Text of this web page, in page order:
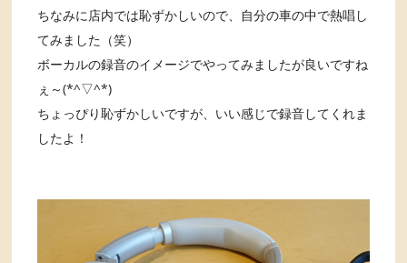
ちなみに店内では恥ずかしいので、自分の車の中で熱唱し
てみました（笑）
ボーカルの録音のイメージでやってみましたが良いですね
ぇ～(*^▽^*)
ちょっぴり恥ずかしいですが、いい感じで録音してくれま
したよ！